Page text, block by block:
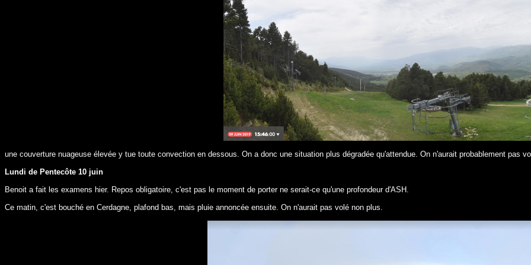
une couverture nuageuse élevée y tue toute convection en dessous. On a donc une situation plus dégradée qu'attendue. On n'aurait probablement pas
Lundi de Pentecôte 10 juin
Benoit a fait les examens hier. Repos obligatoire, c'est pas le moment de porter ne serait-ce qu'une profondeur d'ASH.
Ce matin, c'est bouché en Cerdagne, plafond bas, mais pluie annoncée ensuite. On n'aurait pas volé non plus.